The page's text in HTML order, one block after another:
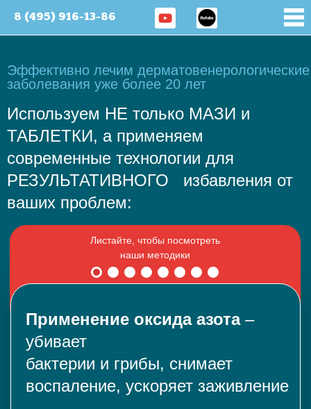
8 (495) 916-13-86
Эффективно лечим дерматовенерологические
заболевания уже более 20 лет
Используем НЕ только МАЗИ и
ТАБЛЕТКИ, а применяем
современные технологии для
РЕЗУЛЬТАТИВНОГО избавления от
ваших проблем:
Применение оксида азота–
убивает
бактерии и грибы, снимает
воспаление, ускоряет заживление